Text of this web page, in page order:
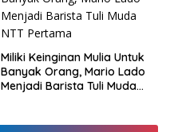
Miliki Keinginan Mulia Untuk
Banyak Orang, Mario Lado
Menjadi Barista Tuli Muda